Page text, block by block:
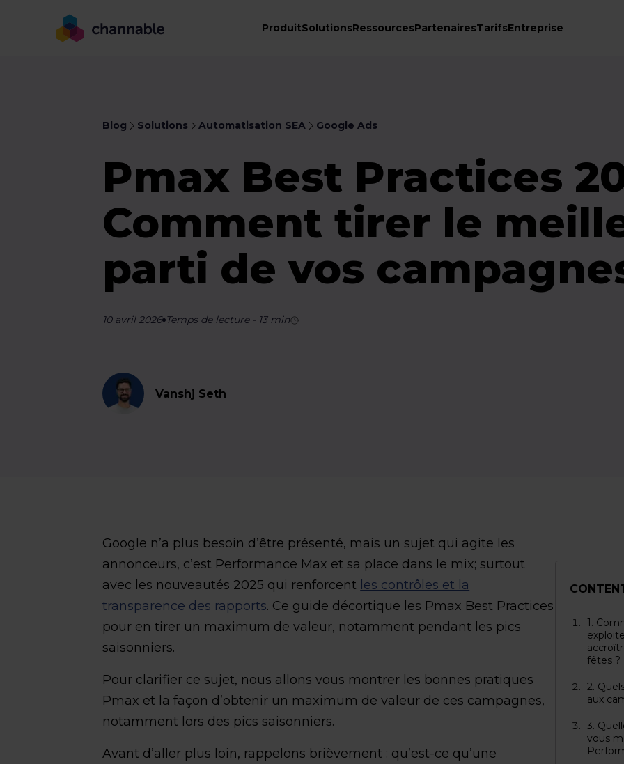
ProduitSolutionsRessourcesPartenairesTarifsEntreprise
Blog Solutions Automatisation SEA Google Ads
Pmax Best Practices
Comment tirer le
parti de vos
10 avril 2026 Temps de lecture- 13min
Vanshj Seth
Google n’a plus besoin d’être présenté, mais un sujet qui agite les
annonceurs, c’est Performance Max et sa place dans le mix; surtout
avec les nouveautés 2025 qui renforcent les contrôles et la
transparence des rapports. Ce guide décortique les Pmax Best Practices
pour en tirer un maximum de valeur, notamment pendant les pics
saisonniers.
Pour clarifier ce sujet, nous allons vous montrer les bonnes pratiques
Pmax et la façon d’obtenir un maximum de valeur de ces campagnes,
notamment lors des pics saisonniers.
Avant d’aller plus loin, rappelons brièvement : qu’est-ce qu’une
1.
fêtes ?
2.
aux
3.
vous